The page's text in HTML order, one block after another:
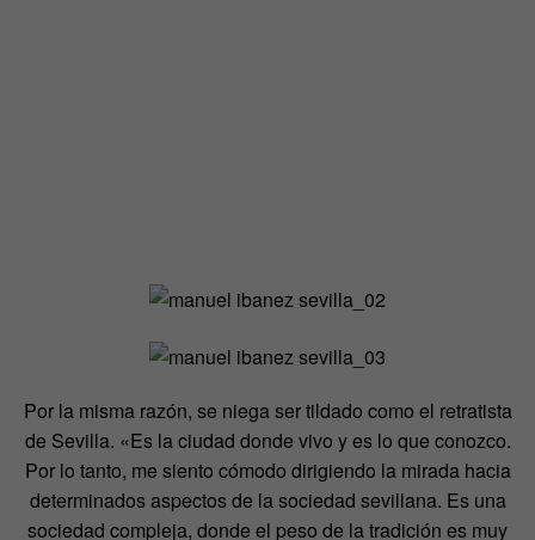
Por la misma razón, se niega ser tildado como el retratista
de Sevilla. «Es la ciudad donde vivo y es lo que conozco.
Por lo tanto, me siento cómodo dirigiendo la mirada hacia
determinados aspectos de la sociedad sevillana. Es una
sociedad compleja, donde el peso de la tradición es muy